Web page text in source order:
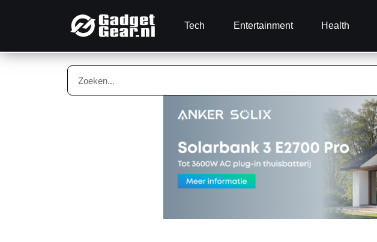
Tech Entertainment Health